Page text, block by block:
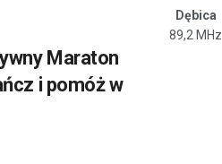
Maraton
i pomóż w
Dębica
89,2 MHz